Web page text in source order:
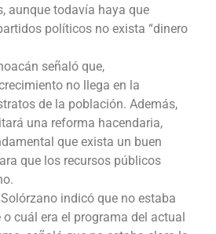
aunque todavía haya que
políticos no exista “dinero
señaló que,
no llega en la
de la población. Además,
una reforma hacendaria,
que exista un buen
que los recursos públicos
indicó que no estaba
cuál era el programa del actual